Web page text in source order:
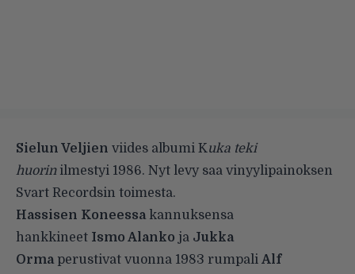
Sielun Veljien viides albumi Kuka teki
huorinilmestyi 1986. Nyt levy saa vinyylipainoksen
Svart Recordsin toimesta.
Hassisen Koneessakannuksensa
hankkineet Ismo Alanko ja Jukka
Ormaperustivat vuonna 1983 rumpali Alf